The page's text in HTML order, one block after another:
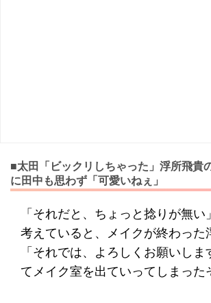
■太田「ビックリしちゃった」浮所飛貴
に田中も思わず「可愛いねぇ」
「それだと、ちょっと捻りが無
考えていると、メイクが終わった
「それでは、よろしくお願いしま
てメイク室を出ていってしまった